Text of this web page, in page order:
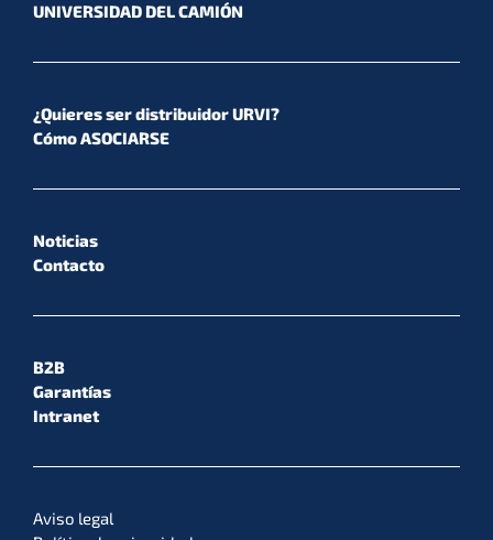
UNIVERSIDAD DEL CAMIÓN
¿Quieres ser distribuidor URVI?
Cómo ASOCIARSE
Noticias
Contacto
B2B
Garantías
Intranet
Aviso legal